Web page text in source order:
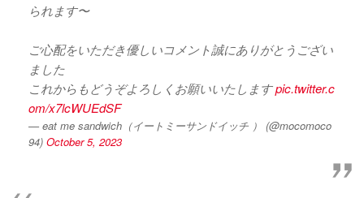
られます〜
ご心配をいただき優しいコメント誠にありがとうござい
ました
これからもどうぞよろしくお願いいたしますpic.twitter.c
om/x7lcWUEdSF
— eat me sandwich（イートミーサンドイッチ ） (@mocomoco
94) October 5, 2023